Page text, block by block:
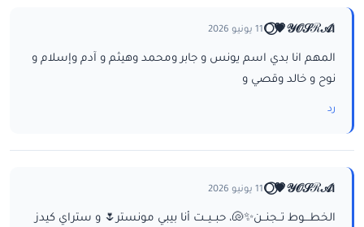
ا𝒴𝒪𝒮ℛ𝒜💗⃝🌕 11 يونيو 2026
المهم انا بدي اسم يونس و جابر ومحمد وهيثم و آدم وإسلام و
نوح و خالد وقصي و
رد
ا𝒴𝒪𝒮ℛ𝒜💗⃝🌕 11 يونيو 2026
الخطـــوط تــجنــن✨🐚، حبــيــت أنا بيبي مونستر🌷 و ستراي كيدز